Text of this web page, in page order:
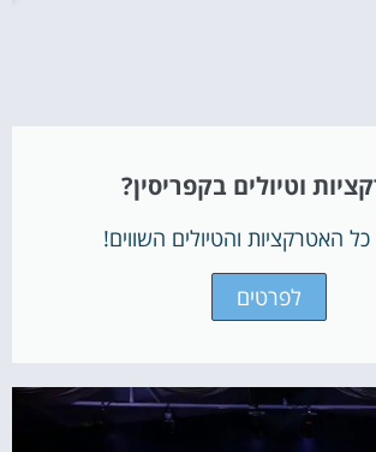
וטיולים בקפריסין?
האטרקציות והטיולים השווים!
לפרטים